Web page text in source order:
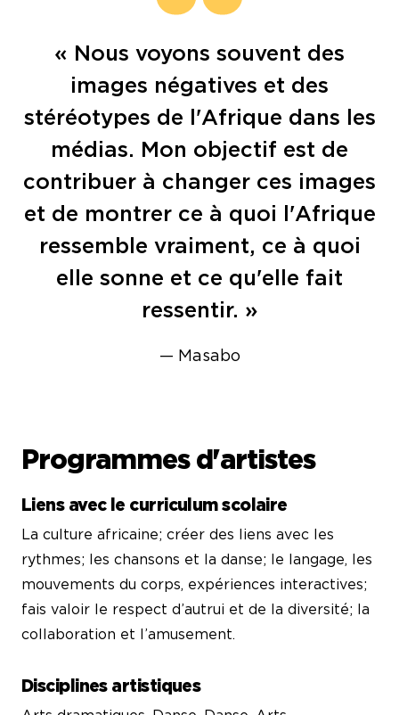
« Nous voyons souvent des
images négatives et des
stéréotypes de l'Afrique dans les
médias. Mon objectif est de
contribuer à changer ces images
et de montrer ce à quoi l'Afrique
ressemble vraiment, ce à quoi
elle sonne et ce qu'elle fait
ressentir. »
— Masabo
Programmes d'artistes
Liens avec le curriculum scolaire
La culture africaine; créer des liens avec les
rythmes; les chansons et la danse; le langage, les
mouvements du corps, expériences interactives;
fais valoir le respect d’autrui et de la diversité; la
collaboration et l’amusement.
Disciplines artistiques